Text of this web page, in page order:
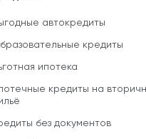
автокредиты
кредиты
ипотека
кредиты на
без документов